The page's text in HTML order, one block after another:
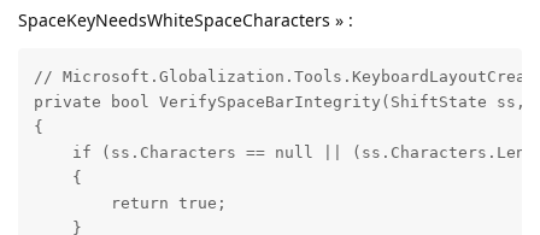
SpaceKeyNeedsWhiteSpaceCharacters » :
//
private bool VerifySpaceBarIntegrity(ShiftState ss,
{
if (ss.Characters == null ||
    {
        return true;
    }